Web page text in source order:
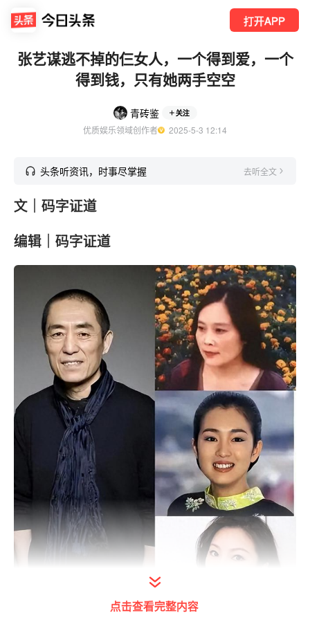
打开APP
张艺谋逃不掉的仨女人，一个得到爱，一个
得到钱，只有她两手空空
青砖鉴 关注
优质娱乐领域创作者
  2025-5-3 12:14
头条听资讯，时事尽掌握 去听全文
文｜码字证道
编辑｜码字证道
点击查看完整内容